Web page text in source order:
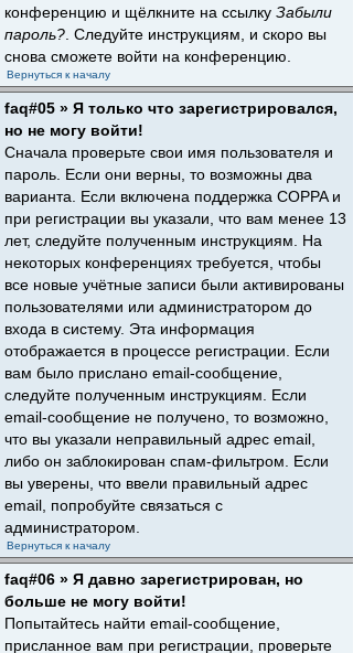
конференцию и щёлкните на ссылку Забыли
пароль? . Следуйте инструкциям, и скоро вы
снова сможете войти на конференцию.
Вернуться к началу
faq#05 » Я только что зарегистрировался,
но не могу войти!
Сначала проверьте свои имя пользователя и
пароль. Если они верны, то возможны два
варианта. Если включена поддержка COPPA и
при регистрации вы указали, что вам менее 13
лет, следуйте полученным инструкциям. На
некоторых конференциях требуется, чтобы
все новые учётные записи были активированы
пользователями или администратором до
входа в систему. Эта информация
отображается в процессе регистрации. Если
вам было прислано email-сообщение,
следуйте полученным инструкциям. Если
email-сообщение не получено, то возможно,
что вы указали неправильный адрес email,
либо он заблокирован спам-фильтром. Если
вы уверены, что ввели правильный адрес
email, попробуйте связаться с
администратором.
Вернуться к началу
faq#06 » Я давно зарегистрирован, но
больше не могу войти!
Попытайтесь найти email-сообщение,
присланное вам при регистрации, проверьте